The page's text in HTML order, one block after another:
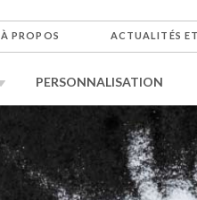
À PROPOS ACTUALITÉS
PERSONNALISATION